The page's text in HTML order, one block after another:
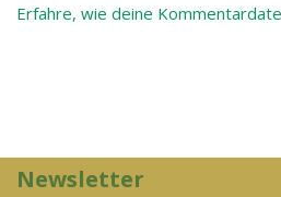
Erfahre, wie deine
Newsletter